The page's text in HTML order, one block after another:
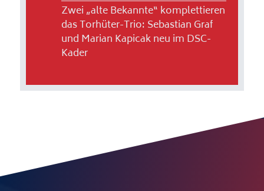
Zwei „alte Bekannte“ komplettieren
das Torhüter-Trio: Sebastian Graf
und Marian Kapicak neu im DSC-
Kader